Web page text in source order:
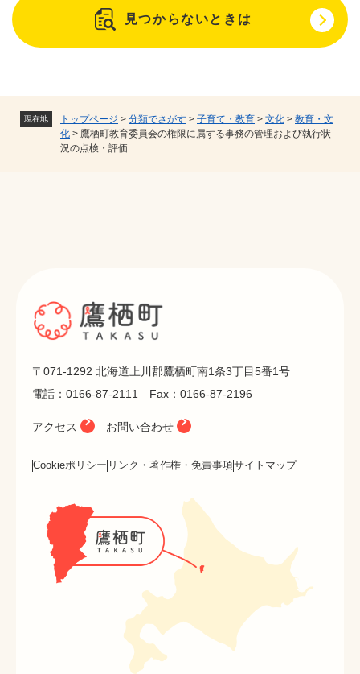
現在地 トップページ > 分類でさがす > 子育て・教育 > 文化 > 教育・文
化 > 鷹栖町教育委員会の権限に属する事務の管理および執行状
況の点検・評価
見つからないときは
〒071-1292 北海道上川郡鷹栖町南1条3丁目5番1号
電話：0166-87-2111 Fax：0166-87-2196
アクセス お問い合わせ
Cookieポリシー リンク・著作権・免責事項サイトマップ